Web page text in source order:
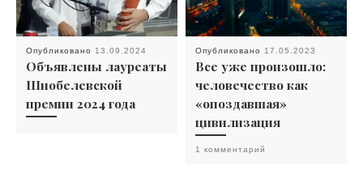
Опубликовано 13.09.2024
Объявлены лауреаты
Шнобелевской
премии 2024 года
Опубликовано 17.05.2023
Все уже произошло:
человечество как
«опоздавшая»
цивилизация
1 комментарий